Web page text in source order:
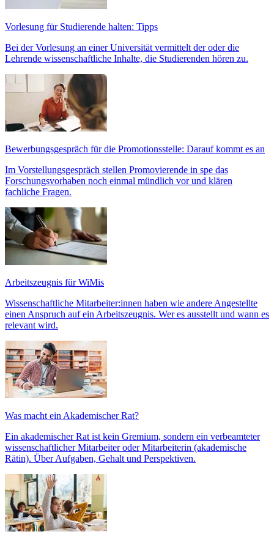
Vorlesung für Studierende halten: Tipps
Bei der Vorlesung an einer Universität vermittelt der oder die
Lehrende wissenschaftliche Inhalte, die Studierenden hören zu.
Bewerbungsgespräch für die Promotionsstelle: Darauf kommt es an
Im Vorstellungsgespräch stellen Promovierende in spe das
Forschungsvorhaben noch einmal mündlich vor und klären
fachliche Fragen.
Arbeitszeugnis für WiMis
Wissenschaftliche Mitarbeiter:innen haben wie andere Angestellte
einen Anspruch auf ein Arbeitszeugnis. Wer es ausstellt und wann es
relevant wird.
Was macht ein Akademischer Rat?
Ein akademischer Rat ist kein Gremium, sondern ein verbeamteter
wissenschaftlicher Mitarbeiter oder Mitarbeiterin (akademische
Rätin). Über Aufgaben, Gehalt und Perspektiven.